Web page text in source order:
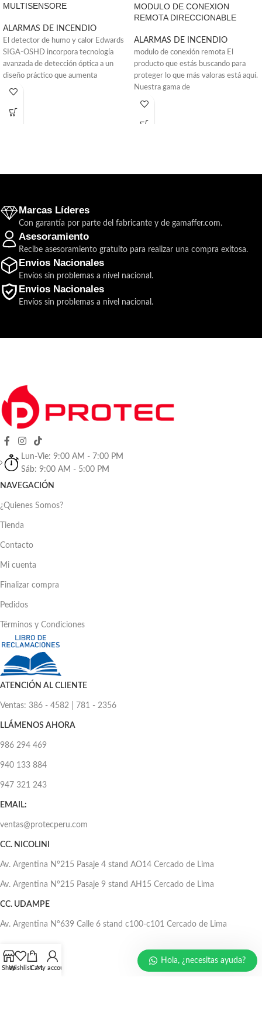
MULTISENSORE
ALARMAS DE INCENDIO
El detector de humo y calor Edwards
SIGA-OSHD incorpora tecnología
avanzada de detección óptica a un
diseño práctico que aumenta
MODULO DE CONEXION
REMOTA DIRECCIONABLE
ALARMAS DE INCENDIO
modulo de conexión remota El
producto que estás buscando para
proteger lo que más valoras está aquí.
Nuestra gama de
Marcas Líderes
Con garantía por parte del fabricante y de gamaffer.com.
Asesoramiento
Recibe asesoramiento gratuito para realizar una compra exitosa.
Envios Nacionales
Envíos sin problemas a nivel nacional.
Envios Nacionales
Envíos sin problemas a nivel nacional.
Lun-Vie: 9:00 AM - 7:00 PM
Sáb: 9:00 AM - 5:00 PM
NAVEGACIÓN
¿Quienes Somos?
Tienda
Contacto
Mi cuenta
Finalizar compra
Pedidos
Términos y Condiciones
ATENCIÓN AL CLIENTE
Ventas: 386 - 4582 | 781 - 2356
LLÁMENOS AHORA
986 294 469
940 133 884
947 321 243
EMAIL:
ventas@protecperu.com
CC. NICOLINI
Av. Argentina N°215 Pasaje 4 stand AO14 Cercado de Lima
Av. Argentina N°215 Pasaje 9 stand AH15 Cercado de Lima
CC. UDAMPE
Av. Argentina N°639 Calle 6 stand c100-c101 Cercado de Lima
ShopWishlistCartMy account
Hola, ¿necesitas ayuda?